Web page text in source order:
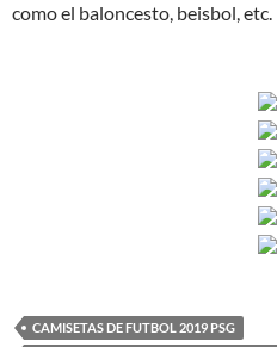
como el baloncesto, beisbol, etc.
CAMISETAS DE FUTBOL 2019 PSG